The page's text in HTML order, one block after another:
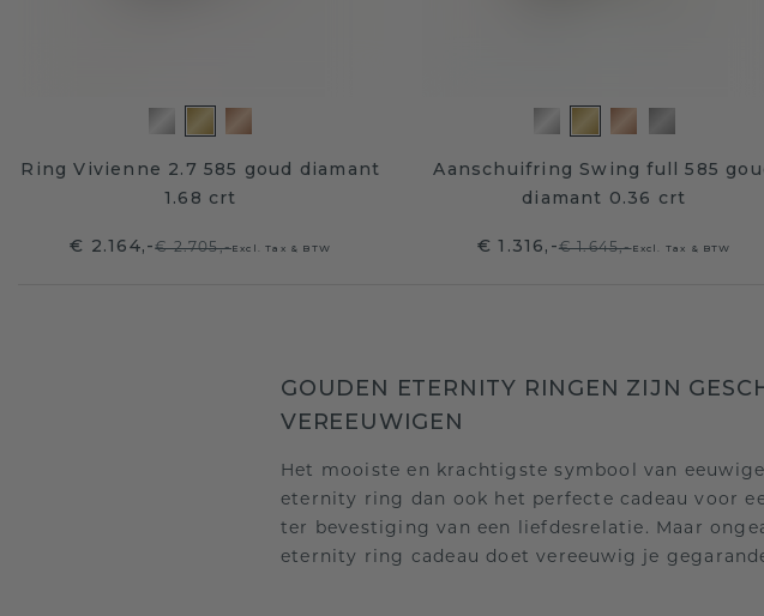
Ring Vivienne 2.7 585 goud diamant
1.68 crt
€ 2.164,-€ 2.705,-Excl. Tax & BTW
Aanschuifring Swing full 585
diamant 0.36 crt
€ 1.316,-€ 1.645,-Excl. Tax & BTW
GOUDEN ETERNITY RINGEN ZIJN
VEREEUWIGEN
Het mooiste en krachtigste symbool van
eternity ring dan ook het perfecte cadeau voor
ter bevestiging van een liefdesrelatie. Maar
eternity ring cadeau doet vereeuwig je